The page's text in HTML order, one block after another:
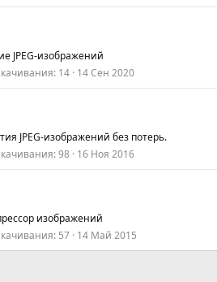
JPEG-изображений
14 14 Сен 2020
JPEG-изображений без потерь.
98 16 Ноя 2016
изображений
57 14 Май 2015